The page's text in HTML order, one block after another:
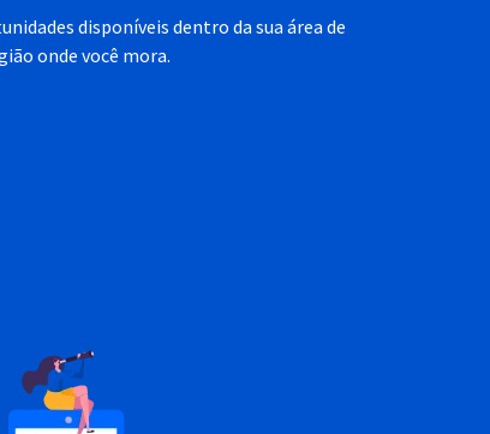
disponíveis dentro da sua área de
onde você mora.